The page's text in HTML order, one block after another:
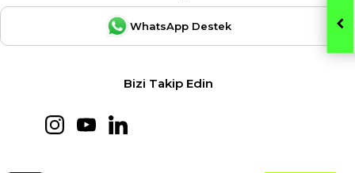
WhatsApp Destek
Bizi Takip Edin